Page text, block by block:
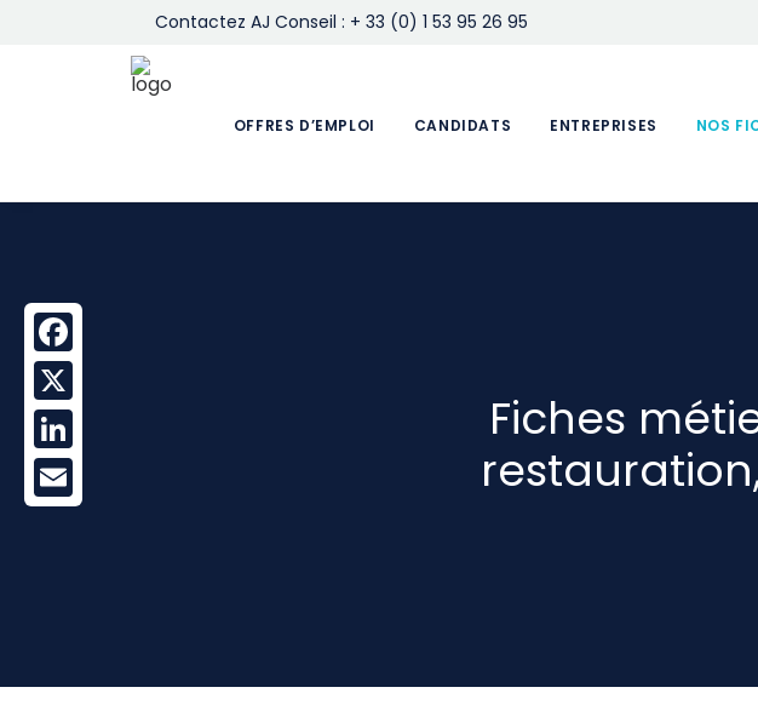
Contactez AJ Conseil : + 33 (0) 1 53 95 26 95
OFFRES D’EMPLOI CANDIDATS ENTREPRISES NOS
Fiches
Facebook
X
LinkedIn
Email